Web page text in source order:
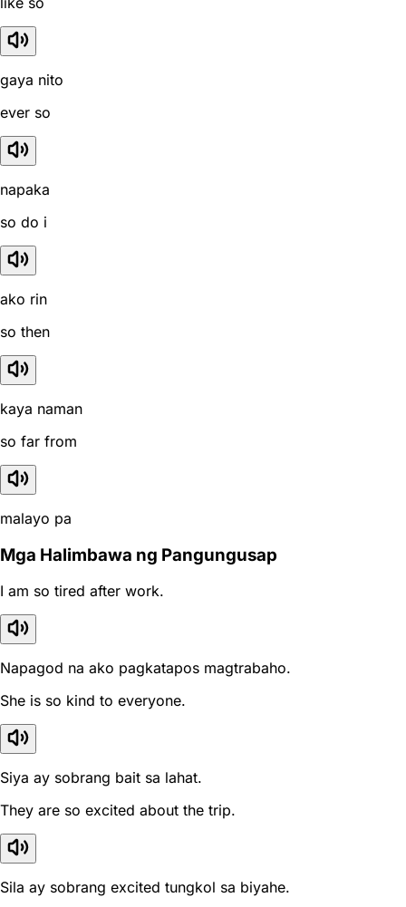
gaya nito
ever so
napaka
so do i
ako rin
so then
kaya naman
so far from
malayo pa
Mga Halimbawa ng Pangungusap
I am so tired after work.
Napagod na ako pagkatapos magtrabaho.
She is so kind to everyone.
Siya ay sobrang bait sa lahat.
They are so excited about the trip.
Sila ay sobrang excited tungkol sa biyahe.